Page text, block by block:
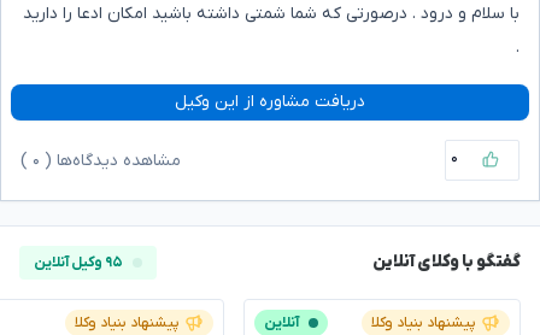
با سلام و درود . درصورتی که شما شمتی داشته باشید امکان ادعا را دارید
.
دریافت مشاوره از این وکیل
۰ مشاهده دیدگاه‌ها ( ۰
گفتگو با وکلای آنلاین ۹۵ وکیل آنلاین
پیشنهاد بنیاد وکلا آنلاین پیشنهاد بنیاد وکلا